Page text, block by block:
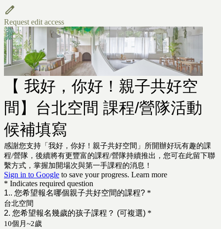
Request edit access
【 我好，你好！親子共好空
間】台北空間 課程/營隊活動
候補填寫
感謝您支持「我好，你好！親子共好空間」所開辦好玩有趣的課
程/營隊，後續將有更豐富的課程/營隊持續推出，您可在此留下聯
繫方式，掌握加開場次與第一手課程的消息！
Sign in to Google to save your progress. Learn more
* Indicates required question
1.. 您希望報名哪個親子共好空間的課程? *
台北空間
2. 您希望報名幾歲的孩子課程？ (可複選) *
10個月~2歲